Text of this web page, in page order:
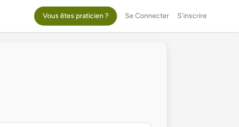
Vous êtes praticien ? Se Connecter S'inscrire